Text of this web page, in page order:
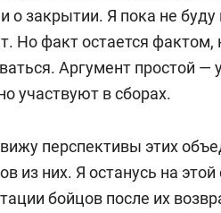
счет в Ак Барс Банке:
платежа: «На
о закрытии. Я пока не
Но факт остается
Аргумент простой —
участвуют в сборах.
перспективы этих
из них. Я останусь на
бойцов после их